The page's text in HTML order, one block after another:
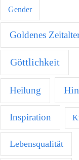
Gender
Goldenes
Göttlichkeit
Heilung
Inspiration
Lebensqualität